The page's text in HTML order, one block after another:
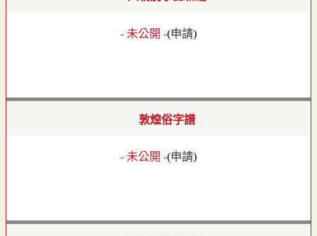
- 未公開 -(申請)
敦煌俗字譜
- 未公開 -(申請)